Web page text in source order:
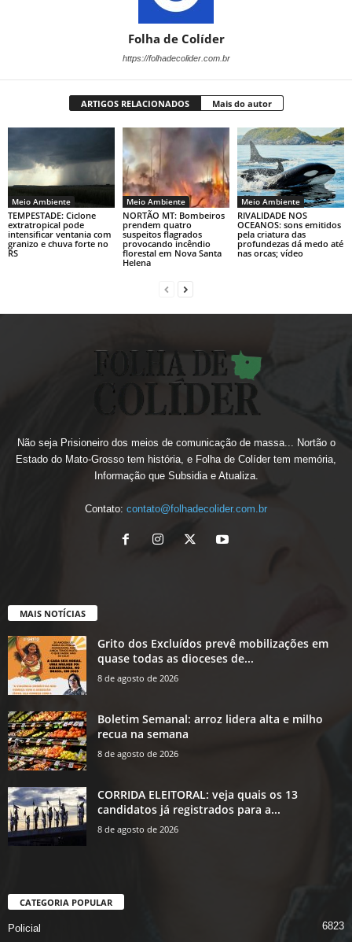
Folha de Colíder
https://folhadecolider.com.br
ARTIGOS RELACIONADOS Mais do autor
Meio Ambiente
TEMPESTADE: Ciclone
extratropical pode
intensificar ventania com
granizo e chuva forte no
RS
Meio Ambiente
NORTÃO MT: Bombeiros
prendem quatro
suspeitos flagrados
provocando incêndio
florestal em Nova Santa
Helena
Meio Ambiente
RIVALIDADE NOS
OCEANOS: sons emitidos
pela criatura das
profundezas dá medo até
nas orcas; vídeo
Não seja Prisioneiro dos meios de comunicação de massa... Nortão o
Estado do Mato-Grosso tem história, e Folha de Colíder tem memória,
Informação que Subsidia e Atualiza.
Contato: contato@folhadecolider.com.br
MAIS NOTÍCIAS
Grito dos Excluídos prevê mobilizações em
quase todas as dioceses de...
8 de agosto de 2026
Boletim Semanal: arroz lidera alta e milho
recua na semana
8 de agosto de 2026
CORRIDA ELEITORAL: veja quais os 13
candidatos já registrados para a...
8 de agosto de 2026
CATEGORIA POPULAR
Policial 6823